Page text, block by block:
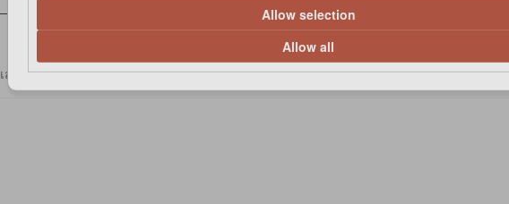
ะแมวอยู่ห่างจากพื้นที่ที่ต้องการ ควรใช้ทุก 12 ชั่วโมง
Allow selection
Allow all